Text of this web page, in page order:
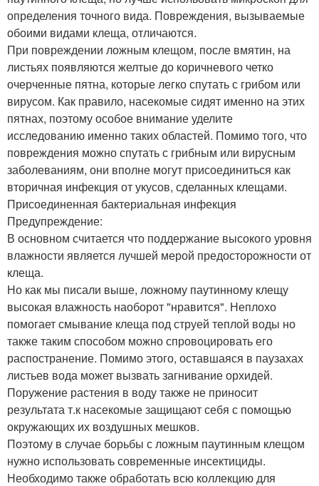
определения точного вида. Повреждения, вызываемые
обоими видами клеща, отличаются.
При повреждении ложным клещом, после вмятин, на
листьях появляются желтые до коричневого четко
очерченные пятна, которые легко спутать с грибом или
вирусом. Как правило, насекомые сидят именно на этих
пятнах, поэтому особое внимание уделите
исследованию именно таких областей. Помимо того, что
повреждения можно спутать с грибным или вирусным
заболеваниям, они вполне могут присоединиться как
вторичная инфекция от укусов, сделанных клещами.
Присоединенная бактериальная инфекция
Предупреждение:
В основном считается что поддержание высокого уровня
влажности является лучшей мерой предосторожности от
клеща.
Но как мы писали выше, ложному паутинному клещу
высокая влажность наоборот "нравится". Неплохо
помогает смывание клеща под струей теплой воды но
также таким способом можно спровоцировать его
распостранение. Помимо этого, оставшаяся в паузахах
листьев вода может вызвать загнивание орхидей.
Поружение растения в воду также не приносит
результата т.к насекомые защищают себя с помощью
окружающих их воздушных мешков.
Поэтому в случае борьбы с ложным паутинным клещом
нужно использовать современные инсектициды.
Необходимо также обработать всю коллекцию для